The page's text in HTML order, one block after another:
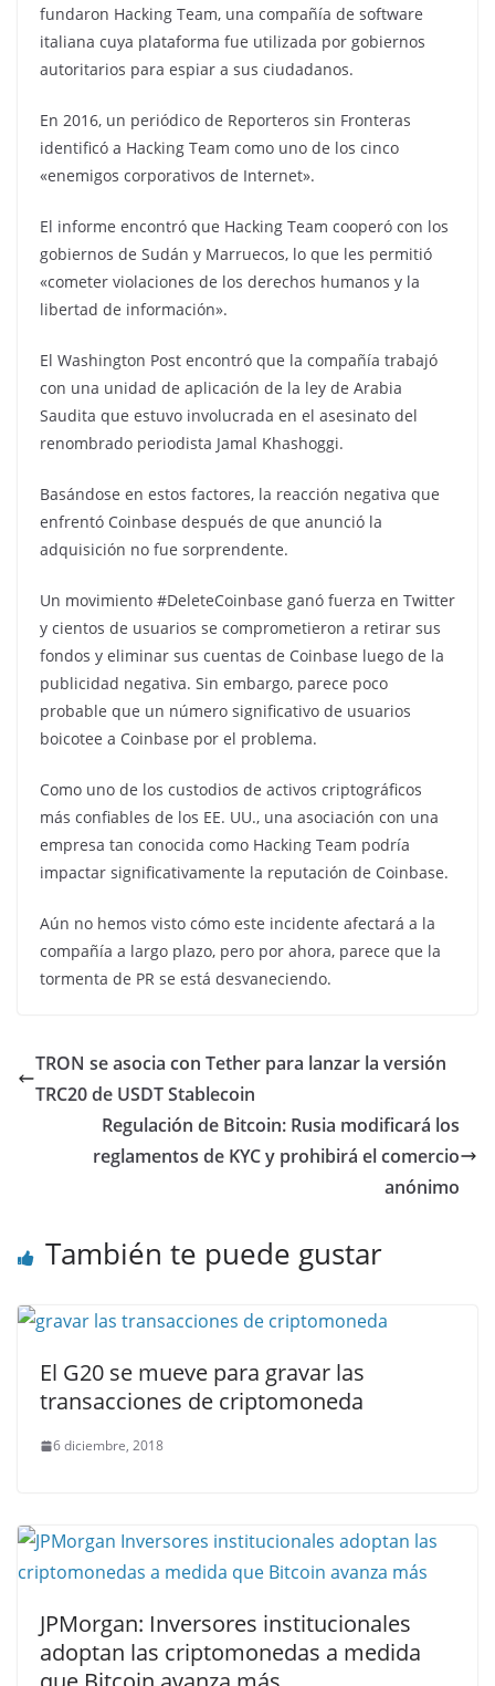
fundaron Hacking Team, una compañía de software
italiana cuya plataforma fue utilizada por gobiernos
autoritarios para espiar a sus ciudadanos.
En 2016, un periódico de Reporteros sin Fronteras
identificó a Hacking Team como uno de los cinco
«enemigos corporativos de Internet».
El informe encontró que Hacking Team cooperó con los
gobiernos de Sudán y Marruecos, lo que les permitió
«cometer violaciones de los derechos humanos y la
libertad de información».
El Washington Post encontró que la compañía trabajó
con una unidad de aplicación de la ley de Arabia
Saudita que estuvo involucrada en el asesinato del
renombrado periodista Jamal Khashoggi.
Basándose en estos factores, la reacción negativa que
enfrentó Coinbase después de que anunció la
adquisición no fue sorprendente.
Un movimiento #DeleteCoinbase ganó fuerza en Twitter
y cientos de usuarios se comprometieron a retirar sus
fondos y eliminar sus cuentas de Coinbase luego de la
publicidad negativa. Sin embargo, parece poco
probable que un número significativo de usuarios
boicotee a Coinbase por el problema.
Como uno de los custodios de activos criptográficos
más confiables de los EE. UU., una asociación con una
empresa tan conocida como Hacking Team podría
impactar significativamente la reputación de Coinbase.
Aún no hemos visto cómo este incidente afectará a la
compañía a largo plazo, pero por ahora, parece que la
tormenta de PR se está desvaneciendo.
TRON se asocia con Tether para lanzar la versión
TRC20 de USDT Stablecoin
Regulación de Bitcoin: Rusia modificará los
reglamentos de KYC y prohibirá el comercio
anónimo
También te puede gustar
El G20 se mueve para gravar las
transacciones de criptomoneda
6 diciembre, 2018
JPMorgan: Inversores institucionales
adoptan las criptomonedas a medida